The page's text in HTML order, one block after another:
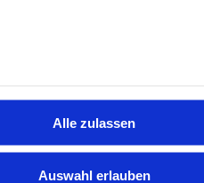
Alle zulassen
Auswahl erlauben